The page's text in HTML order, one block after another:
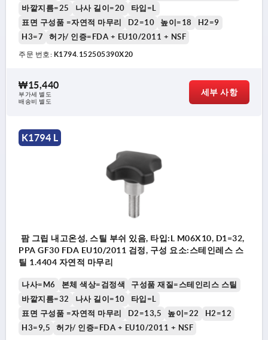
바깥지름=25 나사 길이=20
타입=L
표면 구성품 =자연적 마무리
D2=10 높이=18
H2=9
H3=7
허가/ 인증=FDA + EU10/2011 + NSF
주문 번호: K1794.152505390X20
₩15,440
부가세 별도
배송비 별도
세부 사항
K1794 L
팜 그립 내고온성, 스틸 부쉬 있음, 타입:L M06X10, D1=32,
PPA GF30 FDA EU10/2011 검정, 구성 요소:스테인레스 스
틸 1.4404 자연적 마무리
나사=M6 본체 색상=검정색
구성품 재질=스테인리스 스틸
바깥지름=32
나사 길이=10
타입=L
표면 구성품 =자연적 마무리
D2=13,5 높이=22
H2=12
H3=9,5
허가/ 인증=FDA + EU10/2011 + NSF